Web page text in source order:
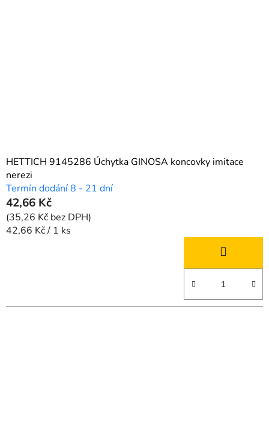
HETTICH 9145286 Úchytka GINOSA koncovky imitace
nerezi
Termín dodání 8 - 21 dní
42,66 Kč
(35,26 Kč bez DPH)
Měrná
42,66 Kč / 1 ks